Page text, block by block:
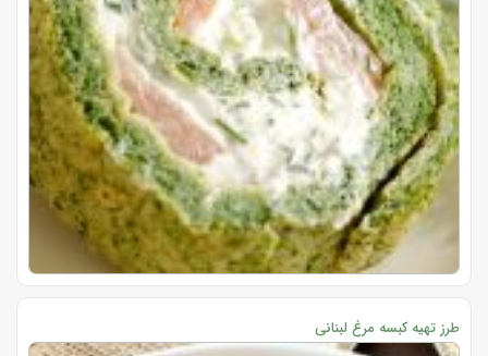
طرز تهیه کبسه مرغ لبنانی